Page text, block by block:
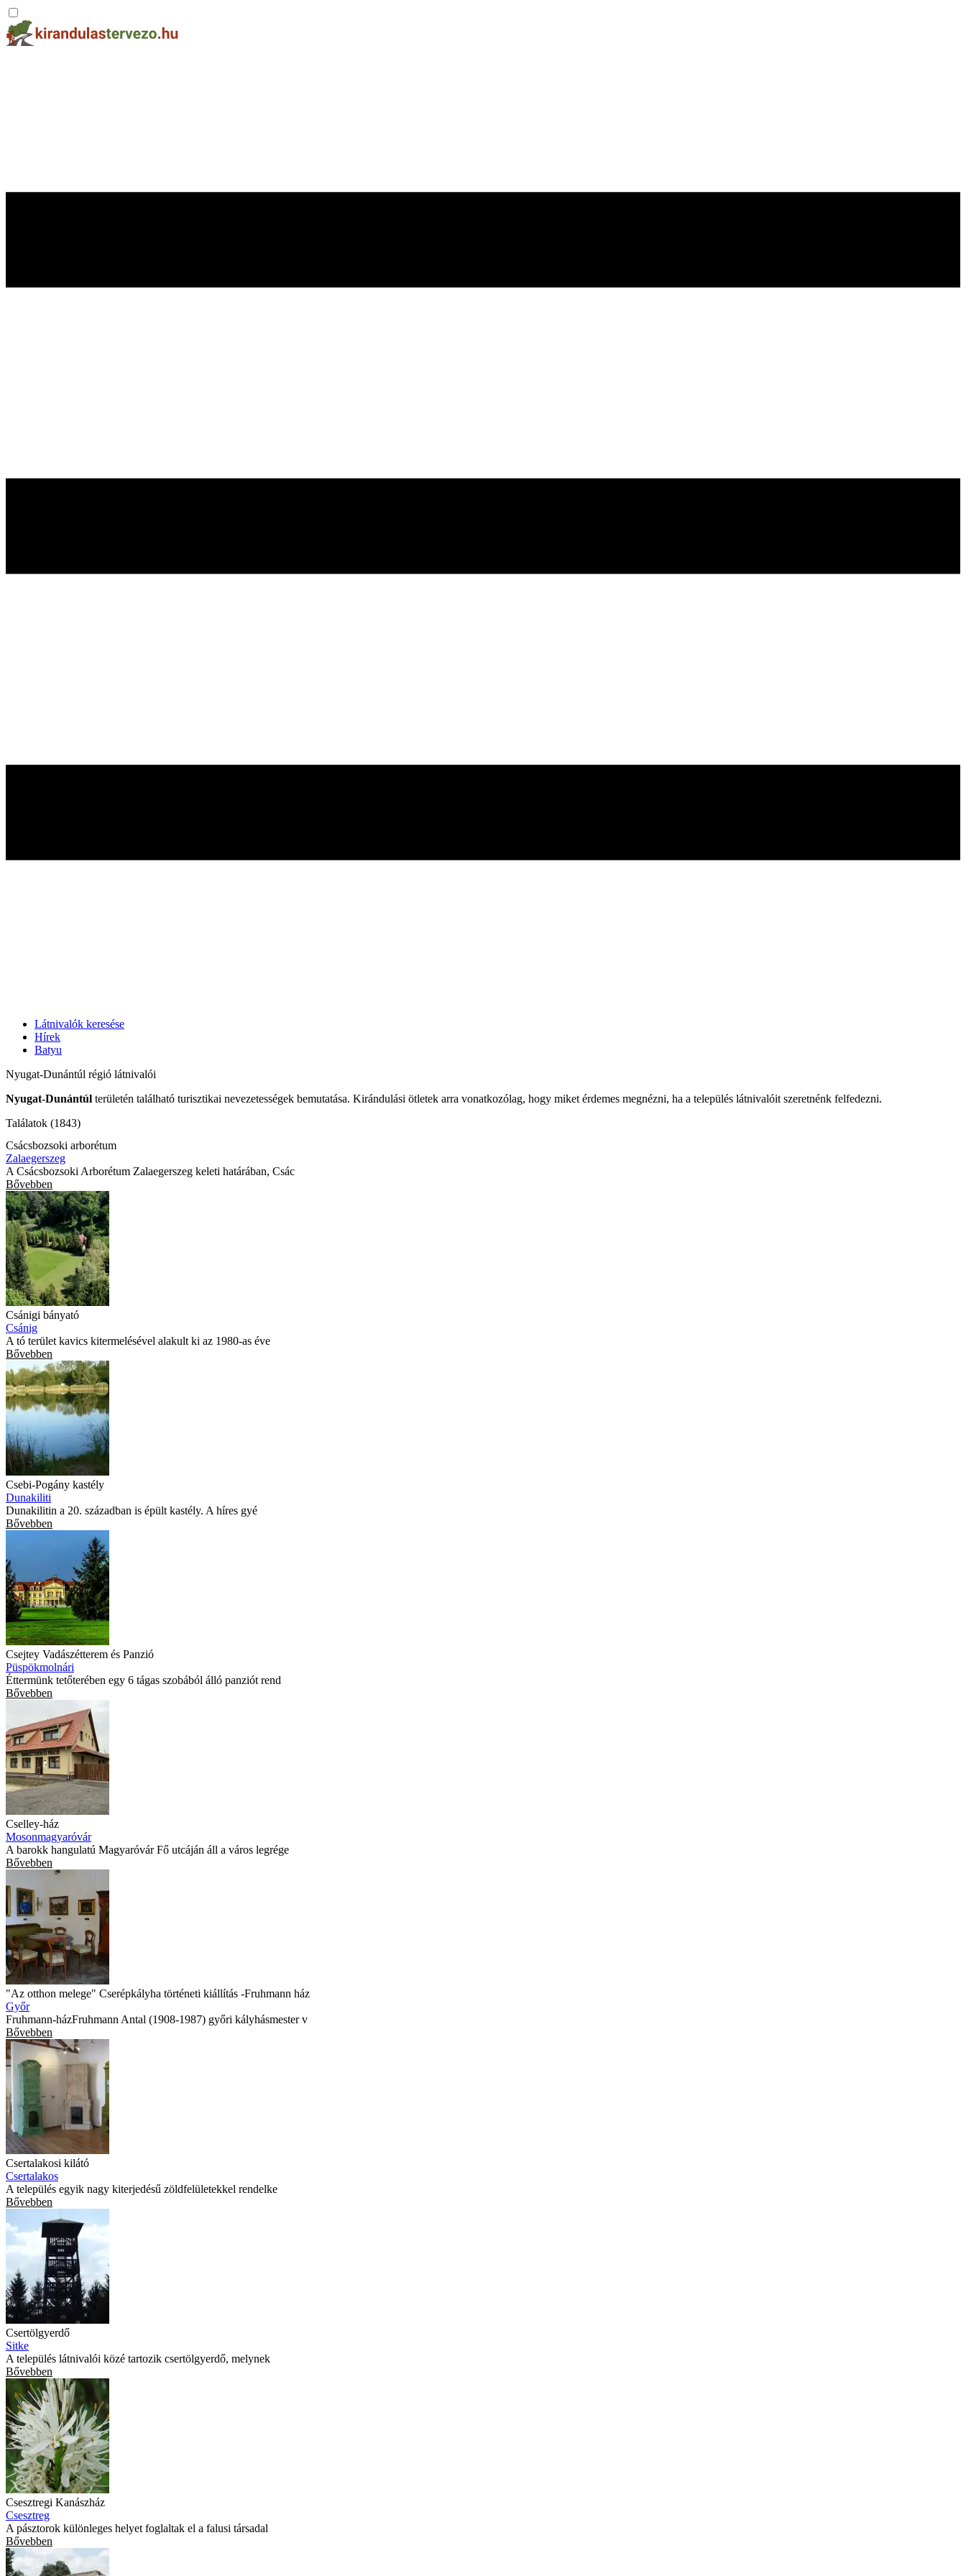
Látnivalók keresése
Hírek
Batyu
Nyugat-Dunántúl régió látnivalói
Nyugat-Dunántúl területén található turisztikai nevezetességek bemutatása. Kirándulási ötletek arra vonatkozólag, hogy miket érdemes megnézni, ha a település látnivalóit szeretnénk felfedezni.
Találatok (1843)
Csácsbozsoki arborétum
Zalaegerszeg
A Csácsbozsoki Arborétum Zalaegerszeg keleti határában, Csác
Bővebben
Csánigi bányató
Csánig
A tó terület kavics kitermelésével alakult ki az 1980-as éve
Bővebben
Csebi-Pogány kastély
Dunakiliti
Dunakilitin a 20. században is épült kastély. A híres gyé
Bővebben
Csejtey Vadászétterem és Panzió
Püspökmolnári
Éttermünk tetőterében egy 6 tágas szobából álló panziót rend
Bővebben
Cselley-ház
Mosonmagyaróvár
A barokk hangulatú Magyaróvár Fő utcáján áll a város legrége
Bővebben
"Az otthon melege" Cserépkályha történeti kiállítás -Fruhmann ház
Győr
Fruhmann-házFruhmann Antal (1908-1987) győri kályhásmester v
Bővebben
Csertalakosi kilátó
Csertalakos
A település egyik nagy kiterjedésű zöldfelületekkel rendelke
Bővebben
Csertölgyerdő
Sitke
A település látnivalói közé tartozik csertölgyerdő, melynek
Bővebben
Csesztregi Kanászház
Csesztreg
A pásztorok különleges helyet foglaltak el a falusi társadal
Bővebben